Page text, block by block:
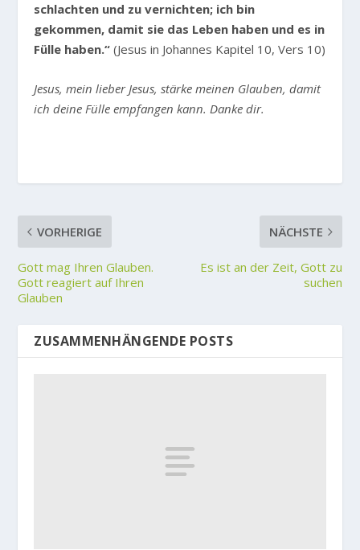
schlachten und zu vernichten; ich bin
gekommen, damit sie das Leben haben und es in
Fülle haben.“ (Jesus in Johannes Kapitel 10, Vers 10)
Jesus, mein lieber Jesus, stärke meinen Glauben, damit
ich deine Fülle empfangen kann. Danke dir.
VORHERIGE
Gott mag Ihren Glauben.
Gott reagiert auf Ihren
Glauben
NÄCHSTE
Es ist an der Zeit, Gott zu
suchen
ZUSAMMENHÄNGENDE POSTS